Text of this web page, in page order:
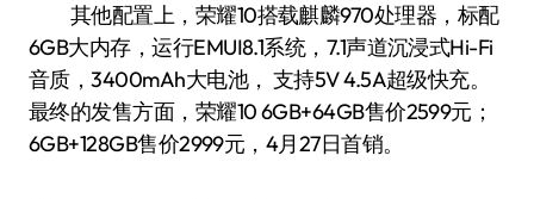
其他配置上，荣耀10搭载麒麟970处理器，标配
6GB大内存，运行EMUI8.1系统，7.1声道沉浸式Hi-Fi
音质，3400mAh大电池， 支持5V 4.5A超级快充。
最终的发售方面，荣耀10 6GB+64GB售价2599元；
6GB+128GB售价2999元，4月27日首销。